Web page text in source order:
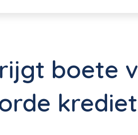
boete